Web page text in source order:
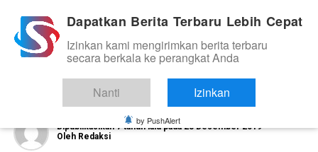
ORGANISASI DAN KOMUNITAS
Masuk Desa, Ini yang Dilakukan
Komunitas IT Maros
Dipublikasikan 7 tahun lalu pada 28 Desember 2019
Oleh Redaksi
Dapatkan Berita Terbaru Lebih Cepat
Izinkan kami mengirimkan berita terbaru
secara berkala ke perangkat Anda
Nanti Izinkan
by PushAlert